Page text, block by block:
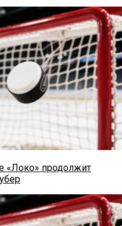
«Локо» продолжит